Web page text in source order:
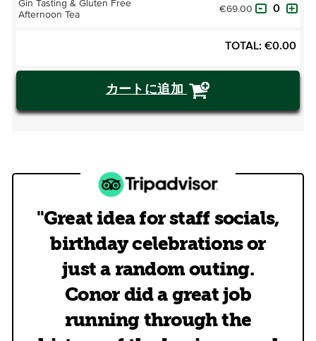
Gin Tasting & Gluten Free
Afternoon Tea
€69.00
TOTAL: €0.00
カートに追加
"Great idea for staff socials,
birthday celebrations or
just a random outing.
Conor did a great job
running through the